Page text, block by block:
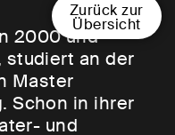
Zurück zur
Übersicht
2000 und
studiert an der
Master
Schon in ihrer
und